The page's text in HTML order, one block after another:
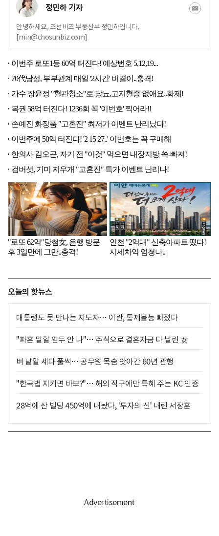
정민하 기자
안녕하세요, 조선비즈 부동산부 정민하입니다.
[min@chosunbiz.com]
오늘의 핫뉴스
대통령도 못 만나는 지도자… 이란, 통제불능 빠졌다
"파혼 말할 엄두 안 나"… 주식으로 결혼자금 다 날린 女
벼 낱알 세다 풀썩… 공무원 목숨 앗아간 60년 관행
"한국법 지키면 바보?"… 해외 직구에만 특혜 주는 KC 인증
28억에 산 빌딩 450억에 내놨다, '투자의 신' 내린 서장훈